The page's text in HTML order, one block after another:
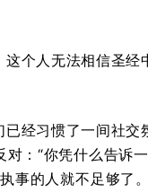
个人无法相信圣
经习惯了一间社
：“你凭什么告诉
事的人就不足够了